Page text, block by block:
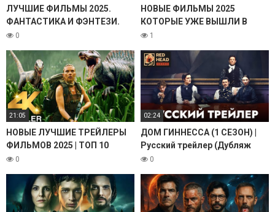
ЛУЧШИЕ ФИЛЬМЫ 2025.
ФАНТАСТИКА И ФЭНТЕЗИ.
КИНО ИТОГИ! НОВЫЕ
ВЫШЛИ. ТОП НОВИНКИ
0
НОВЫЕ ФИЛЬМЫ 2025
КОТОРЫЕ УЖЕ ВЫШЛИ В
ХОРОШЕМ КАЧЕСТВЕ. ТОП
НОВИНКИ КИНО. ОБЗОР
1
21:05
НОВЫЕ ЛУЧШИЕ ТРЕЙЛЕРЫ
ФИЛЬМОВ 2025 | ТОП 10
НОВЫХ ФИЛЬМОВ 2025 |
0
02:24
ДОМ ГИННЕССА (1 СЕЗОН) |
Русский трейлер (Дубляж
(RHS) Red Head Sound) |
0